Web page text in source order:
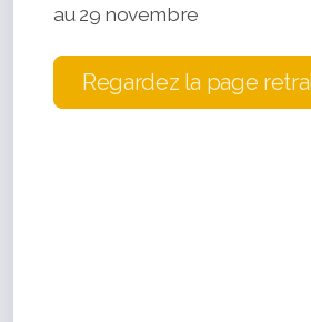
au 29 novembre
Regardez la page